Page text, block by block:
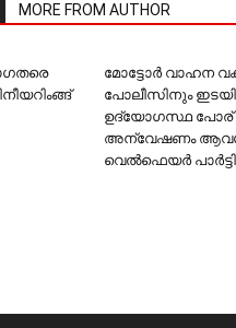
MORE FROM AUTHOR
മോട്ടോര്‍ വാഹന
പോലീസിനും
ഉദ്യോഗസ്ഥ പോര്
അന്വേഷണം
വെല്‍ഫെയര്‍ പാര്‍ട്ടി